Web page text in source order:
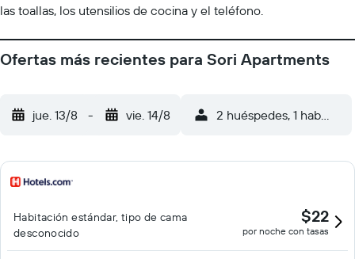
las toallas, los utensilios de cocina y el teléfono.
Ofertas más recientes para Sori Apartments
jue. 13/8 - vie. 14/8 2 huéspedes, 1
Habitación estándar, tipo de cama
desconocido
$22
por noche con tasas